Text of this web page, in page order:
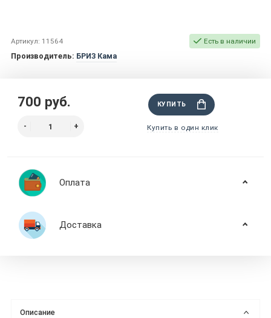
Артикул: 11564 Есть в наличии
Производитель: БРИЗ Кама
700 руб. КУПИТЬ
Купить в один клик
Оплата
Доставка
Описание